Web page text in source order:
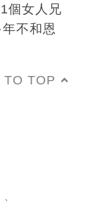
個女人兄
不和恩
TO TOP